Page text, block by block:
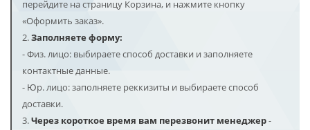
перейдите на страницу Корзина, и нажмите кнопку
«Оформить заказ».
2.Заполняете форму:
- Физ. лицо: выбираете способ доставки и заполняете
контактные данные.
- Юр. лицо: заполняете реккизиты и выбираете способ
доставки.
3.Через короткое время вам перезвонит менеджер-